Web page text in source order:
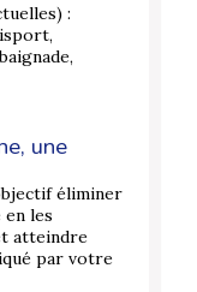
:
une
éliminer
en les
atteindre
par votre